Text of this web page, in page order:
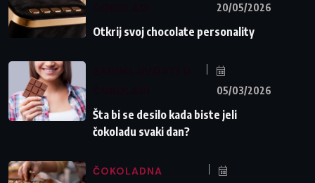
20/05/2026
Otkrij svoj chocolate personality
05/03/2026
Šta bi se desilo kada biste jeli
čokoladu svaki dan?
ČOKOLADNA